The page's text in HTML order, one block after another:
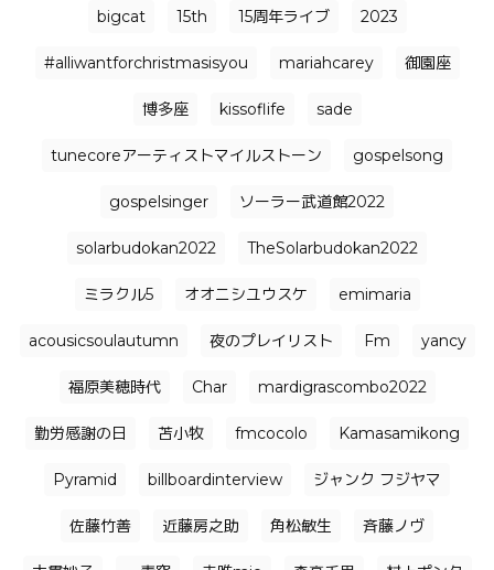
bigcat 15th 15周年ライブ 2023
#alliwantforchristmasisyou mariahcarey 御園座
博多座 kissoflife sade
tunecoreアーティストマイルストーン gospelsong
gospelsinger ソーラー武道館2022
solarbudokan2022 TheSolarbudokan2022
ミラクル5 オオニシユウスケ emimaria
acousicsoulautumn 夜のプレイリスト Fm yancy
福原美穂時代 Char mardigrascombo2022
勤労感謝の日 苫小牧 fmcocolo Kamasamikong
Pyramid billboardinterview ジャンク フジヤマ
佐藤竹善 近藤房之助 角松敏生 ⻫藤ノヴ